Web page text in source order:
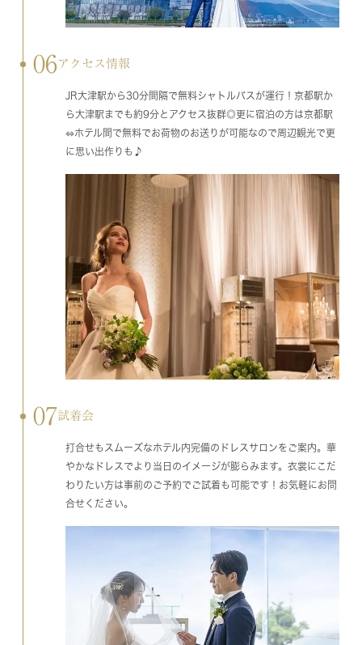
06 アクセス情報
JR大津駅から30分間隔で無料シャトルバスが運行！京都駅か
ら大津駅までも約9分とアクセス抜群◎更に宿泊の方は京都駅
⇔ホテル間で無料でお荷物のお送りが可能なので周辺観光で更
に思い出作りも♪
07試着会
打合せもスムーズなホテル内完備のドレスサロンをご案内。華
やかなドレスでより当日のイメージが膨らみます。衣裳にこだ
わりたい方は事前のご予約でご試着も可能です！お気軽にお問
合せください。